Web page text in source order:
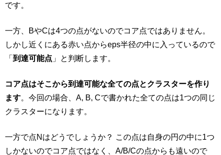
です。
一方、BやCは4つの点がないのでコア点ではありません。
しかし近くにある赤い点からeps半径の中に入っているので
「 到達可能点 」と判断します。
コア点はそこから到達可能な全ての点とクラスターを作り
ます 。今回の場合、A, B, Cで書かれた全ての点は1つの同じ
クラスターになります。
一方で点Nはどうでしょうか？ この点は自身の円の中に1つ
しかないのでコア点ではなく、A/B/Cの点からも遠いので